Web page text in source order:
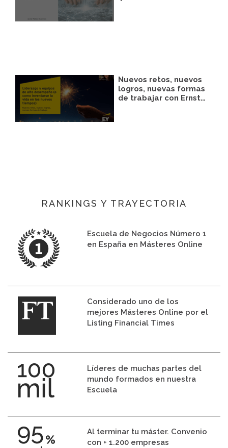
Nuevos retos, nuevos
logros, nuevas formas
de trabajar con Ernst…
RANKINGS Y TRAYECTORIA
Escuela de Negocios Número 1
en España en Másteres Online
Considerado uno de los
mejores Másteres Online por el
Listing Financial Times
Líderes de muchas partes del
mundo formados en nuestra
Escuela
Al terminar tu máster. Convenio
con + 1.200 empresas